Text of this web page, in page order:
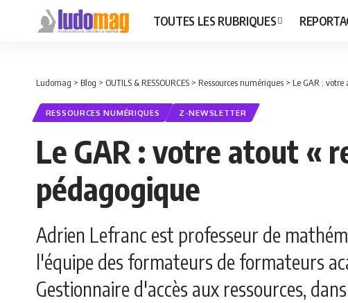
TOUTES LES RUBRIQUES
Ludomag > Blog > OUTILS & RESSOURCES > Ressources numériques > Le GAR :
RESSOURCES NUMÉRIQUES Z-NEWSLETTER
Le GAR : votre atout «
pédagogique
Adrien Lefranc est professeur de
l'équipe des formateurs de formateurs
Gestionnaire d'accès aux ressources,